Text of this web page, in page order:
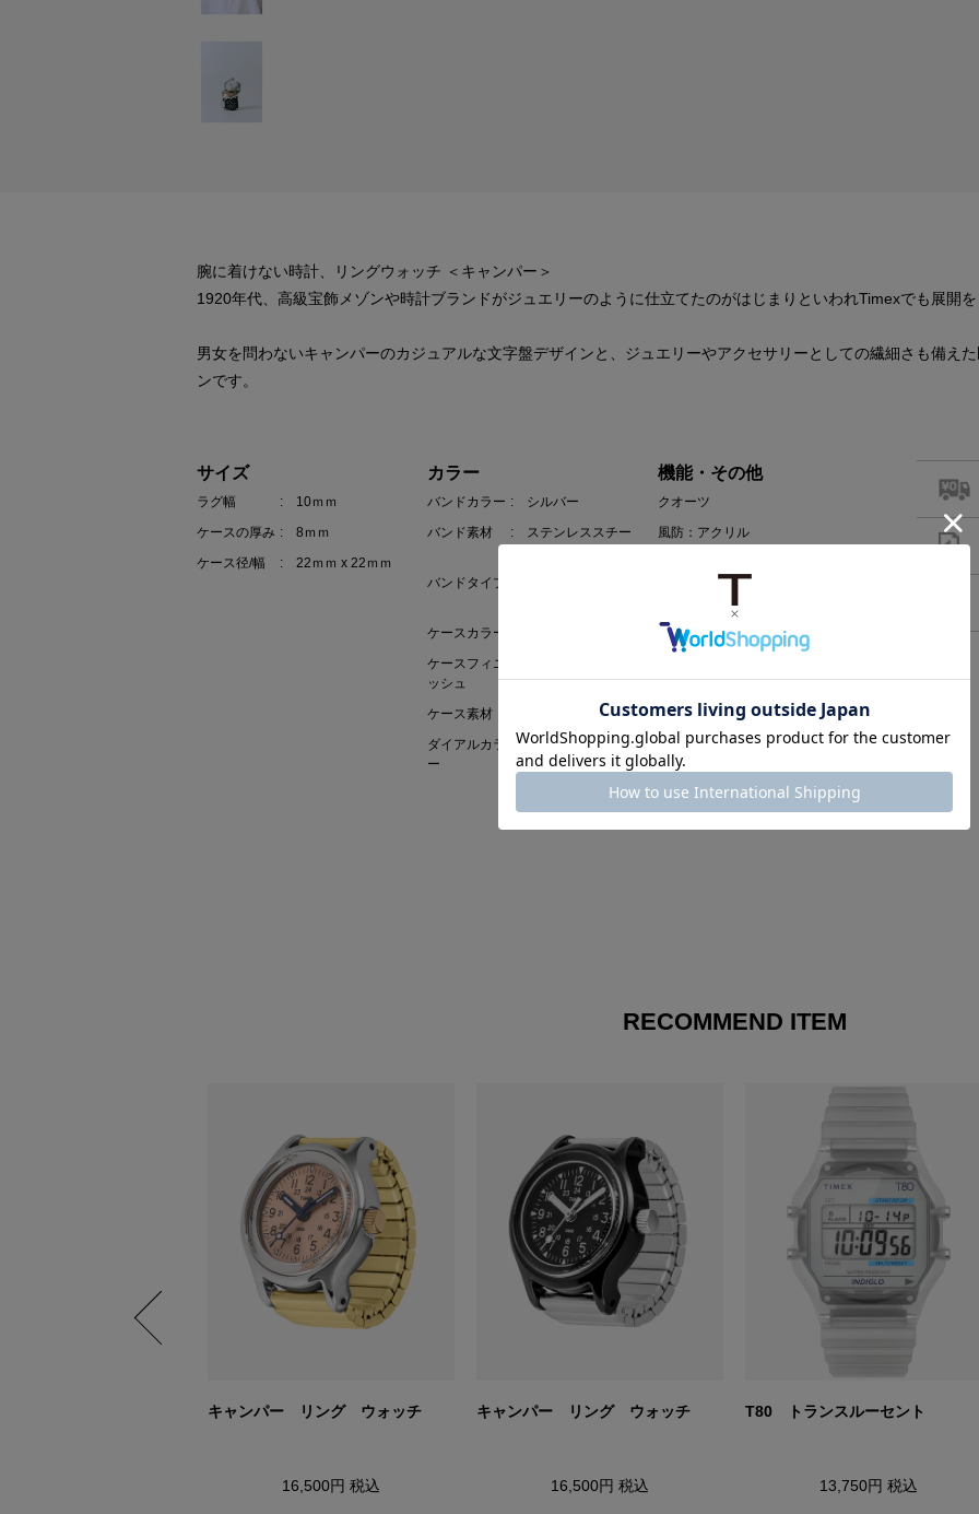
腕に着けない時計、リングウォッチ ＜キャンパー＞
1920年代、高級宝飾メゾンや時計ブランドがジュエリーのように仕立てたのがはじまりといわれTimexでも展開を
男女を問わないキャンパーのカジュアルな文字盤デザインと、ジュエリーやアクセサリーとしての繊細さも備え
ンです。
サイズ
ラグ幅
: 10ｍｍ
ケースの厚み : 8ｍｍ
ケース径/幅
: 22ｍｍ x 22ｍｍ
カラー
バンドカラー : シルバー
バンド素材
: ステンレススチー
バンドタイプ
ケースカラー
ケースフィニ
ッシュ
ケース素材
ダイアルカラ
ー
: シルバー
機能・その他
クオーツ
風防：アクリル
RECOMMEND ITEM
キャンパー リング ウォッチ
16,500円 税込
キャンパー リング ウォッチ
16,500円 税込
T80 トランスルーセント
13,750円 税込